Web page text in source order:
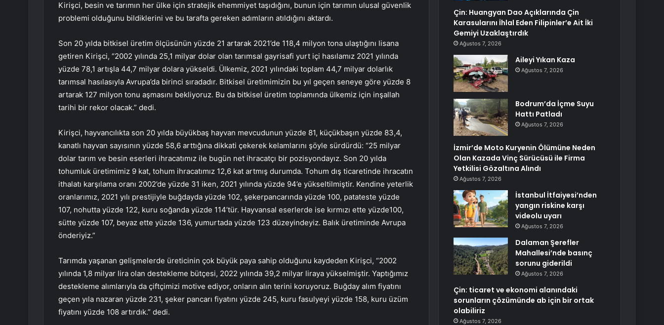
Kirişci, besin ve tarımın her ülke için stratejik ehemmiyet taşıdığını, bunun için tarımın ulusal güvenlik
problemi olduğunu bildiklerini ve bu tarafta gereken adımların atıldığını aktardı.
Son 20 yılda bitkisel üretim ölçüsünün yüzde 21 artarak 2021’de 118,4 milyon tona ulaştığını lisana
getiren Kirişci, “2002 yılında 25,1 milyar dolar olan tarımsal gayrisafi yurt içi hasılamız 2021 yılında
yüzde 78,1 artışla 44,7 milyar dolara yükseldi. Ülkemiz, 2021 yılındaki toplam 44,7 milyar dolarlık
tarımsal hasılasıyla Avrupa’da birinci sıradadır. Bitkisel üretimimizin bu yıl geçen seneye göre yüzde 8
artarak 127 milyon tonu aşmasını bekliyoruz. Bu da bitkisel üretim toplamında ülkemiz için inşallah
tarihi bir rekor olacak.” dedi.
Kirişci, hayvancılıkta son 20 yılda büyükbaş hayvan mevcudunun yüzde 81, küçükbaşın yüzde 83,4,
kanatlı hayvan sayısının yüzde 58,6 arttığına dikkati çekerek kelamlarını şöyle sürdürdü: “25 milyar
dolar tarım ve besin eserleri ihracatımız ile bugün net ihracatçı bir pozisyondayız. Son 20 yılda
tohumluk üretimimiz 9 kat, tohum ihracatımız 12,6 kat artmış durumda. Tohum dış ticaretinde ihracatın
ithalatı karşılama oranı 2002’de yüzde 31 iken, 2021 yılında yüzde 94’e yükseltilmiştir. Kendine yeterlik
oranlarımız, 2021 yılı prestijiyle buğdayda yüzde 102, şekerpancarında yüzde 100, patateste yüzde
107, nohutta yüzde 122, kuru soğanda yüzde 114’tür. Hayvansal eserlerde ise kırmızı ette yüzde100,
sütte yüzde 107, beyaz ette yüzde 136, yumurtada yüzde 123 düzeyindeyiz. Balık üretiminde Avrupa
önderiyiz.”
Tarımda yaşanan gelişmelerde üreticinin çok büyük paya sahip olduğunu kaydeden Kirişci, “2002
yılında 1,8 milyar lira olan destekleme bütçesi, 2022 yılında 39,2 milyar liraya yükselmiştir. Yaptığımız
destekleme alımlarıyla da çiftçimizi motive ediyor, onların alın terini koruyoruz. Buğday alım fiyatını
geçen yıla nazaran yüzde 231, şeker pancarı fiyatını yüzde 245, kuru fasulyeyi yüzde 158, kuru üzüm
fiyatını yüzde 108 artırdık.” dedi.
Çin: Huangyan Dao Açıklarında Çin
Karasularını İhlal Eden Filipinler’e Ait İki
Gemiyi Uzaklaştırdık
Ağustos 7, 2026
Aileyi Yıkan Kaza
Ağustos 7, 2026
Bodrum’da İçme Suyu
Hattı Patladı
Ağustos 7, 2026
İzmir’de Moto Kuryenin Ölümüne Neden
Olan Kazada Vinç Sürücüsü ile Firma
Yetkilisi Gözaltına Alındı
Ağustos 7, 2026
İstanbul İtfaiyesi’nden
yangın riskine karşı
videolu uyarı
Ağustos 7, 2026
Dalaman Şerefler
Mahallesi’nde basınç
sorunu giderildi
Ağustos 7, 2026
Çin: ticaret ve ekonomi alanındaki
sorunların çözümünde ab için bir ortak
olabiliriz
Ağustos 7, 2026